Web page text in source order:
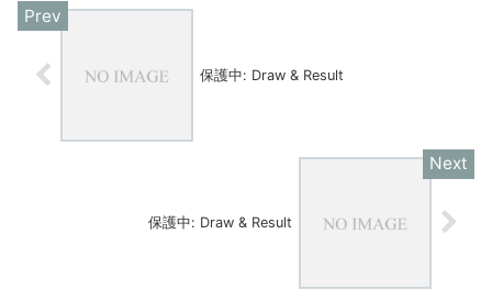
保護中: Draw & Result
保護中: Draw & Result